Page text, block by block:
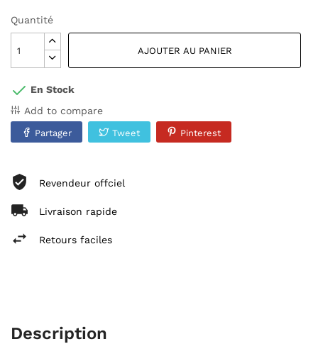
Quantité
AJOUTER AU PANIER
En Stock
Add to compare
Partager Tweet Pinterest
Revendeur offciel
Livraison rapide
Retours faciles
Description